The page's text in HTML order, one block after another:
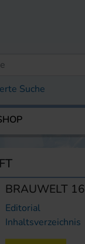
Suche
BRAUWELT 16
Editorial
Inhaltsverzeichnis